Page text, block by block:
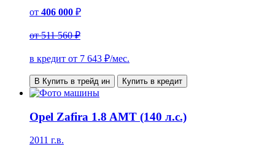
от 406 000 ₽
от511 560 ₽
в кредит от 7 643 ₽/мес.
В Купить в трейд ин Купить в кредит
Opel Zafira 1.8 AMT (140 л.с.)
2011 г.в.